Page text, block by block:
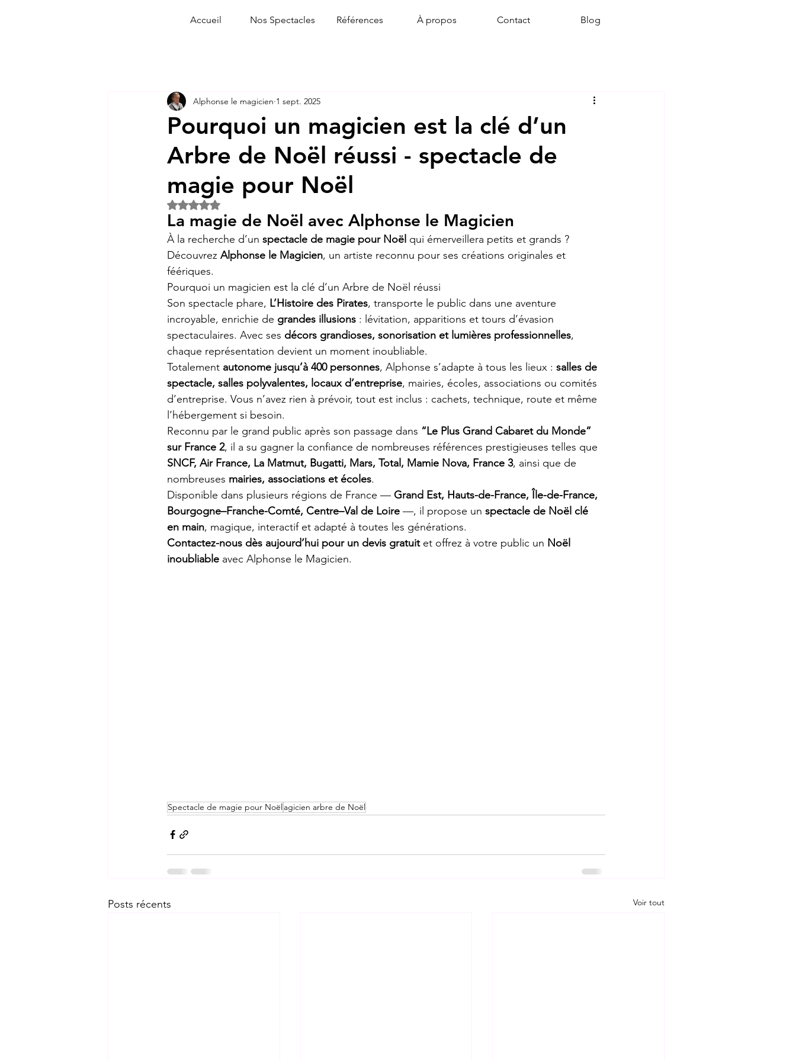
Accueil Nos Spectacles Références À propos Contact Blog
Pourquoi un magicien est la clé d’un
Arbre de Noël réussi - spectacle de
magie pour Noël
Alphonse le magicien 1 sept. 2025
Noté NaN étoiles sur 5.
La magie de Noël avec Alphonse le Magicien
À la recherche d’un spectacle de magie pour Noël qui émerveillera petits et grands ?
Découvrez Alphonse le Magicien, un artiste reconnu pour ses créations originales et
féériques.
Pourquoi un magicien est la clé d’un Arbre de Noël réussi
Son spectacle phare, L’Histoire des Pirates, transporte le public dans une aventure
incroyable, enrichie de grandes illusions : lévitation, apparitions et tours d’évasion
spectaculaires. Avec ses décors grandioses, sonorisation et lumières professionnelles,
chaque représentation devient un moment inoubliable.
Totalement autonome jusqu’à 400 personnes, Alphonse s’adapte à tous les lieux : salles de
spectacle, salles polyvalentes, locaux d’entreprise, mairies, écoles, associations ou comités
d’entreprise. Vous n’avez rien à prévoir, tout est inclus : cachets, technique, route et même
l’hébergement si besoin.
Reconnu par le grand public après son passage dans “Le Plus Grand Cabaret du Monde”
sur France 2, il a su gagner la confiance de nombreuses références prestigieuses telles que
SNCF, Air France, La Matmut, Bugatti, Mars, Total, Mamie Nova, France 3, ainsi que de
nombreuses mairies, associations et écoles.
Disponible dans plusieurs régions de France — Grand Est, Hauts-de-France, Île-de-France,
Bourgogne–Franche-Comté, Centre–Val de Loire —, il propose un spectacle de Noël clé
en main, magique, interactif et adapté à toutes les générations.
Contactez-nous dès aujourd’hui pour un devis gratuit et offrez à votre public un Noël
inoubliable avec Alphonse le Magicien.
Spectacle de magie pour Noëlagicien arbre de Noël
Posts récents Voir tout